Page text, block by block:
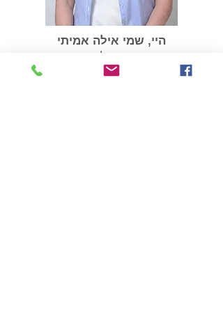
היי, שמי אילה אמיתי
מאמנת אישית לריפוי פנימי
עוזרת לנפגעי ושורדי נרקיסיזם